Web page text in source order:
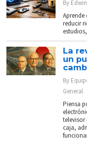
By
reducir
La
un
By
General
Piensa
televisor
caja,